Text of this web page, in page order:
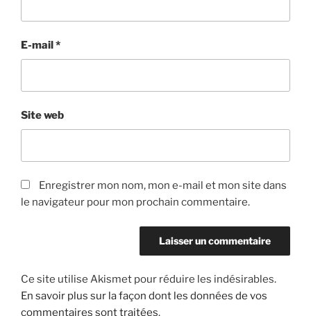
E-mail *
Site web
Enregistrer mon nom, mon e-mail et mon site dans
le navigateur pour mon prochain commentaire.
Ce site utilise Akismet pour réduire les indésirables.
En savoir plus sur la façon dont les données de vos
commentaires sont traitées.